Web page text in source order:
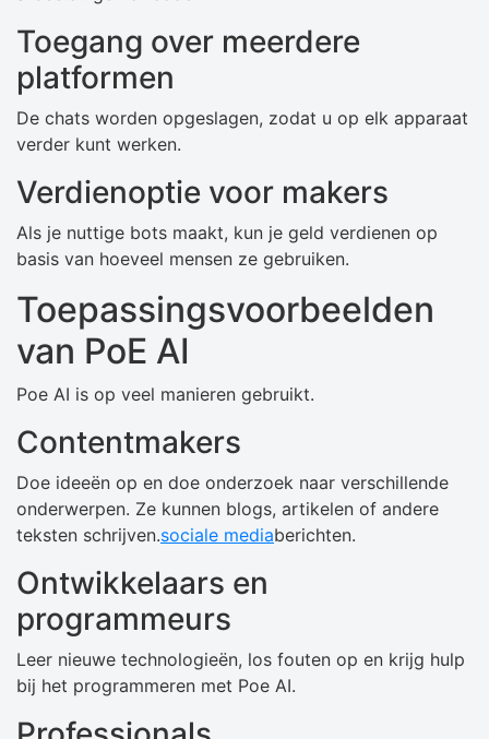
Toegang over meerdere
platformen
De chats worden opgeslagen, zodat u op elk apparaat
verder kunt werken.
Verdienoptie voor makers
Als je nuttige bots maakt, kun je geld verdienen op
basis van hoeveel mensen ze gebruiken.
Toepassingsvoorbeelden
van PoE AI
Poe AI is op veel manieren gebruikt.
Contentmakers
Doe ideeën op en doe onderzoek naar verschillende
onderwerpen. Ze kunnen blogs, artikelen of andere
teksten schrijven.sociale mediaberichten.
Ontwikkelaars en
programmeurs
Leer nieuwe technologieën, los fouten op en krijg hulp
bij het programmeren met Poe AI.